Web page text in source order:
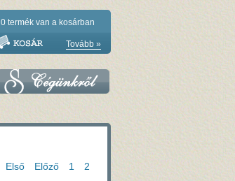
0 termék van a kosárban
Tovább »
Első Előző 1 2